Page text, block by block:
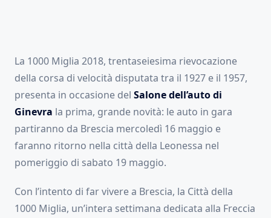
La 1000 Miglia 2018, trentaseiesima rievocazione
della corsa di velocità disputata tra il 1927 e il 1957,
presenta in occasione del Salone dell’auto di
Ginevra la prima, grande novità: le auto in gara
partiranno da Brescia mercoledì 16 maggio e
faranno ritorno nella città della Leonessa nel
pomeriggio di sabato 19 maggio.
Con l’intento di far vivere a Brescia, la Città della
1000 Miglia, un’intera settimana dedicata alla Freccia